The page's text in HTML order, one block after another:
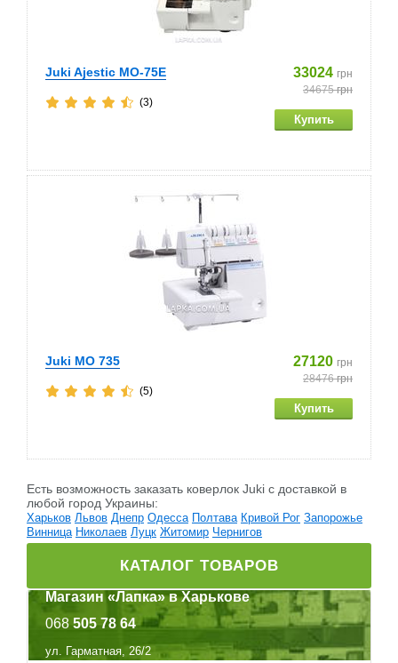
Juki Ajestic MO-75E 33024 грн
34675грн
(3)
Juki MO 735 27120 грн
28476грн
(5)
Есть возможность заказать коверлок Juki c доставкой в
любой город Украины:
Харьков Львов Днепр Одесса Полтава Кривой Рог Запорожье
Винница Николаев Луцк Житомир Чернигов
КАТАЛОГ ТОВАРОВ
Магазин «Лапка» в Харькове
068 505 78 64
ул. Гарматная, 26/2